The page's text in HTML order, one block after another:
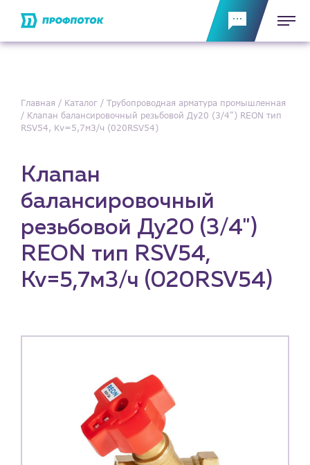
Главная Каталог
Трубопроводная арматура промышленная
Клапан балансировочный резьбовой Ду20 (3/4") REON тип
RSV54, Kv=5,7м3/ч (020RSV54)
Клапан
балансировочный
резьбовой Ду20 (3/4")
REON тип RSV54,
Kv=5,7м3/ч (020RSV54)